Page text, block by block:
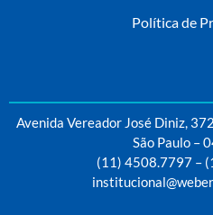
Política de
Avenida Vereador José Diniz,
São Paulo –
(11) 4508.7797–